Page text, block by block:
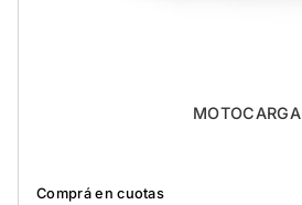
MOTOCARGA
Comprá en cuotas